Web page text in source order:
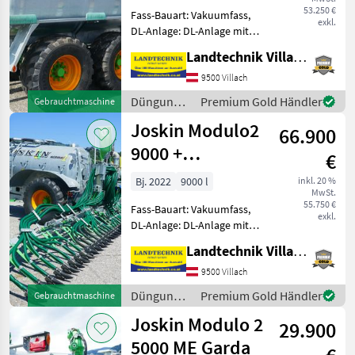
Gebrauchtmaschine
53.250 €
exkl.
Fass-Bauart: Vakuumfass,
DL-Anlage: DL-Anlage mit
Breitverteiler, hydr.
Stützfuß, gefedertes
Achsaggregat, hydr.
sperrbare Achse,
Druckluftbremse, Gefedert
Landtechnik Villach GmbH
9500 Villach
Düngung
und
Beregnung
/ Joskin
Premium Gold Händler
Gebrauchtmaschine
Joskin Modulo2
9000 +
Pendislide
105/42/PS1
66.900
€
inkl. 20 %
MwSt.
55.750 €
exkl.
Bj. 2022
9000 l
Fass-Bauart: Vakuumfass,
DL-Anlage: DL-Anlage mit
Saugleitung,
Schleppschlauchverteiler,
hydr. Stützfuß,
Druckluftbremse, Gefederte
Deichsel, Füllstandsa
Landtechnik Villach GmbH
9500 Villach
Düngung
und
Beregnung
/ Joskin
Premium Gold Händler
Joskin Modulo 2
5000 ME Garda
29.900